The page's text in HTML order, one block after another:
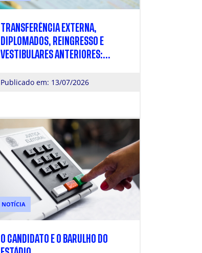
TRANSFERÊNCIA EXTERNA,
DIPLOMADOS, REINGRESSO E
VESTIBULARES ANTERIORES:
PROCESSO SELETIVO 2026 DA
Publicado em: 13/07/2026
NOTÍCIA
O CANDIDATO E O BARULHO DO